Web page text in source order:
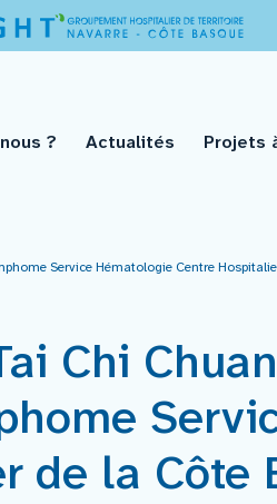
? Actualités Projets
Service Hématologie Centre
Chi
de la Côte